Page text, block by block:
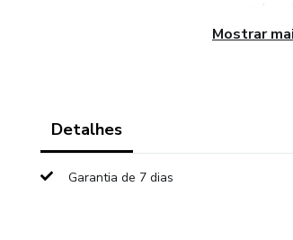
experiências.
Mostrar
Detalhes
Garantia de 7 dias